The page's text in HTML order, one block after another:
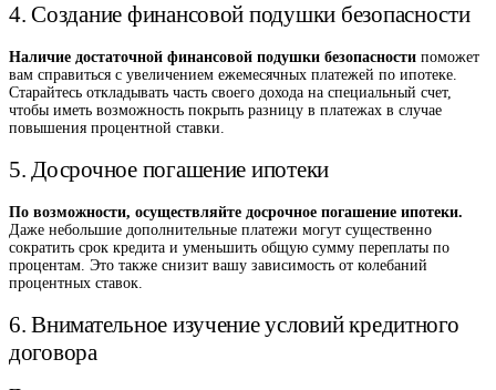
4. Создание финансовой подушки безопасности
Наличие достаточной финансовой подушки безопасности поможет
вам справиться с увеличением ежемесячных платежей по ипотеке.
Старайтесь откладывать часть своего дохода на специальный счет,
чтобы иметь возможность покрыть разницу в платежах в случае
повышения процентной ставки.
5. Досрочное погашение ипотеки
По возможности, осуществляйте досрочное погашение ипотеки.
Даже небольшие дополнительные платежи могут существенно
сократить срок кредита и уменьшить общую сумму переплаты по
процентам. Это также снизит вашу зависимость от колебаний
процентных ставок.
6. Внимательное изучение условий кредитного
договора